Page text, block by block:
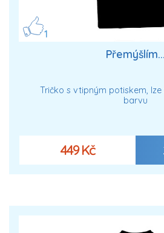
1
Přemýšlím...
Tričko s vtipným potiskem,
barvu
449 Kč